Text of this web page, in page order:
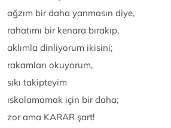
ağzım bir daha yanmasın diye,
rahatımı bir kenara bırakıp,
aklımla dinliyorum ikisini;
rakamları okuyorum,
sıkı takipteyim
ıskalamamak için bir daha;
zor ama KARAR şart!